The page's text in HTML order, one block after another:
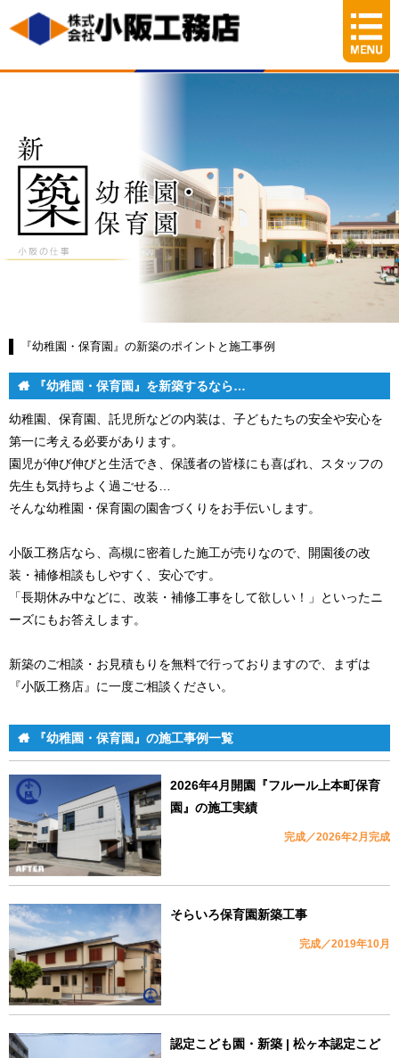
『幼稚園・保育園』の新築のポイントと施工事例
『幼稚園・保育園』を新築するなら…
幼稚園、保育園、託児所などの内装は、子どもたちの安全や安心を
第一に考える必要があります。
園児が伸び伸びと生活でき、保護者の皆様にも喜ばれ、スタッフの
先生も気持ちよく過ごせる…
そんな幼稚園・保育園の園舎づくりをお手伝いします。
小阪工務店なら、高槻に密着した施工が売りなので、開園後の改
装・補修相談もしやすく、安心です。
「長期休み中などに、改装・補修工事をして欲しい！」といったニ
ーズにもお答えします。
新築のご相談・お見積もりを無料で行っておりますので、まずは
『小阪工務店』に一度ご相談ください。
『幼稚園・保育園』の施工事例一覧
2026年4月開園『フルール上本町保育
園』の施工実績
完成／2026年2月完成
そらいろ保育園新築工事
完成／2019年10月
認定こども園・新築 | 松ヶ本認定こど